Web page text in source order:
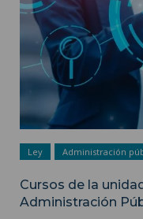
Ley Administración
Cursos de la
Administración